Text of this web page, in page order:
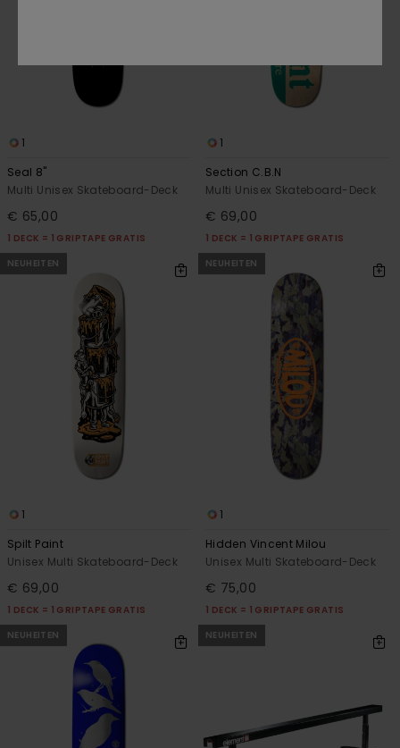
1
Seal 8"
Multi Unisex Skateboard-Deck
€ 65,00
1 DECK = 1 GRIPTAPE GRATIS
1
Section C.B.N
Multi Unisex Skateboard-Deck
€ 69,00
1 DECK = 1 GRIPTAPE GRATIS
NEUHEITEN
1
Spilt Paint
Unisex Multi Skateboard-Deck
€ 69,00
1 DECK = 1 GRIPTAPE GRATIS
NEUHEITEN
1
Hidden Vincent Milou
Unisex Multi Skateboard-Deck
€ 75,00
1 DECK = 1 GRIPTAPE GRATIS
NEUHEITEN
NEUHEITEN